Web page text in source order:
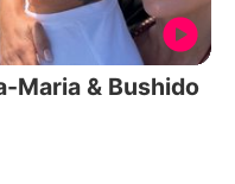
Maria & Bushido